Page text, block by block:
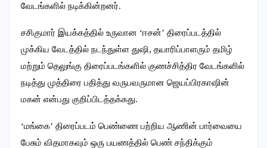
வேடங்களில் நடிக்கின்றனர்.
சசிகுமார் இயக்கத்தில் உருவான ‘ஈசன்’ திரைப்படத்தில்
முக்கிய வேடத்தில் நடந்துள்ள துஷி, தயாரிப்பாளரும் தமிழ்
மற்றும் தெலுங்கு திரைப்படங்களில் குணச்சித்திர வேடங்களில்
நடித்து முத்திரை பதித்து வருபவருமான ஜெயப்பிரகாஷின்
மகன் என்பது குறிப்பிடத்தக்கது.
‘மங்கை’ திரைப்படம் பெண்ணை பற்றிய ஆணின் பார்வையை
பேசும் விதமாகவும் ஒரு பயணத்தில் பெண் சந்திக்கும்